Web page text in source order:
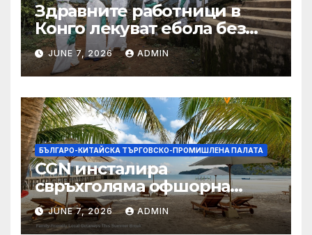
Здравните работници в
Конго лекуват ебола без
заплащане, докато СЗО
търси ресурси
JUNE 7, 2026 ADMIN
БЪЛГАРО-КИТАЙСКА ТЪРГОВСКО-ПРОМИШЛЕНА ПАЛАТА
CGN инсталира
свръхголяма офшорна
вятърна турбина с мощност
18 MW в Гуангдонг
JUNE 7, 2026 ADMIN